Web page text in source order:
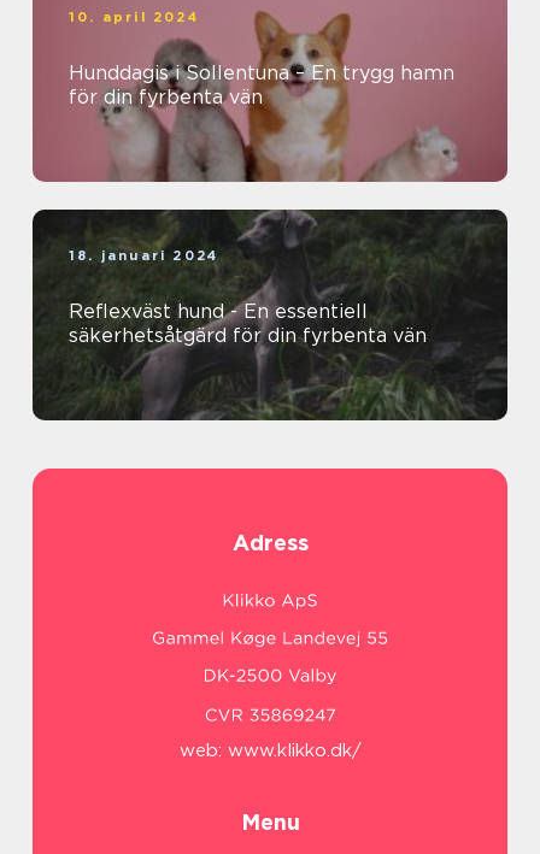
10. april 2024
Hunddagis i Sollentuna – En trygg hamn
för din fyrbenta vän
18. januari 2024
Reflexväst hund - En essentiell
säkerhetsåtgärd för din fyrbenta vän
Adress
web: www.klikko.dk/
Menu